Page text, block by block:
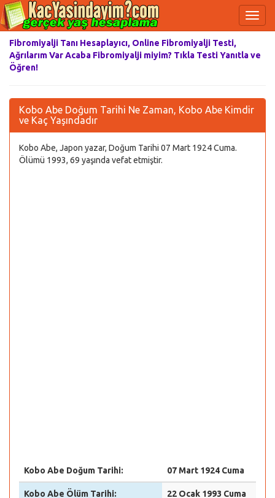
Fibromiyalji Tanı Hesaplayıcı, Online Fibromiyalji Testi,
Ağrılarım Var Acaba Fibromiyalji miyim? Tıkla Testi Yanıtla ve
Öğren!
Kobo Abe Doğum Tarihi Ne Zaman, Kobo Abe Kimdir
ve Kaç Yaşındadır
Kobo Abe, Japon yazar, Doğum Tarihi 07 Mart 1924 Cuma.
Ölümü 1993, 69 yaşında vefat etmiştir.
Kobo Abe Doğum Tarihi: 07 Mart 1924 Cuma
Kobo Abe Ölüm Tarihi: 22 Ocak 1993 Cuma